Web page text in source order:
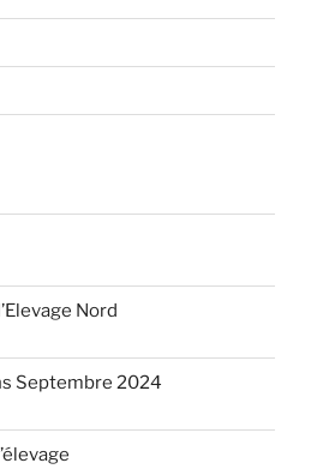
Nord
Septembre 2024